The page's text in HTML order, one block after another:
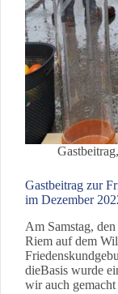
Gastbeitrag,
Gastbeitrag zur
im Dezember
Am Samstag,
Riem auf dem
dieBasis wurde
wir auch